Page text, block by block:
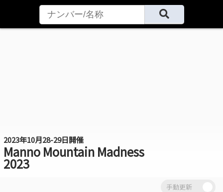
2023年10月28-29日開催
Manno Mountain Madness
2023